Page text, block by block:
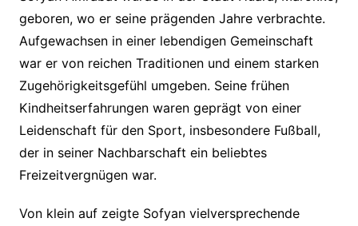
geboren, wo er seine prägenden Jahre verbrachte.
Aufgewachsen in einer lebendigen Gemeinschaft
war er von reichen Traditionen und einem starken
Zugehörigkeitsgefühl umgeben. Seine frühen
Kindheitserfahrungen waren geprägt von einer
Leidenschaft für den Sport, insbesondere Fußball,
der in seiner Nachbarschaft ein beliebtes
Freizeitvergnügen war.
Von klein auf zeigte Sofyan vielversprechende